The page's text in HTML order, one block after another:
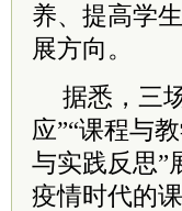
养、提高学
展方向。
据悉，三
应”“课程与
与实践反思”
疫情时代的